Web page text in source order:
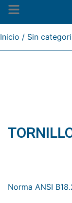
Inicio / Sin
Norma ANSI